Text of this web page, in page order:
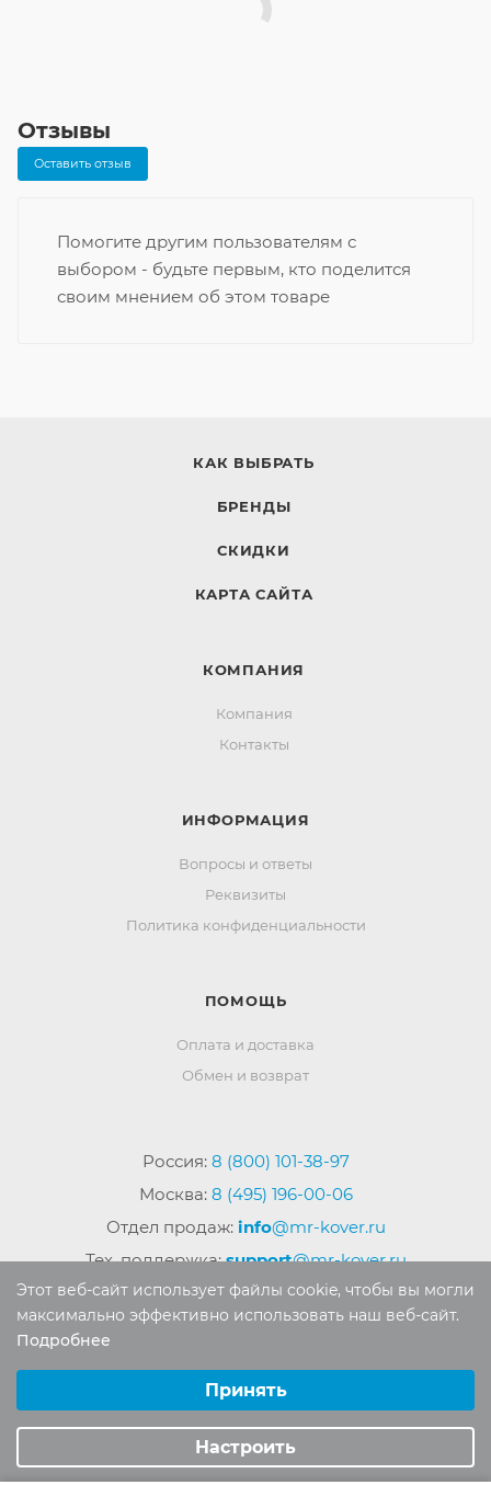
Отзывы
Оставить отзыв
Помогите другим пользователям с
выбором - будьте первым, кто поделится
своим мнением об этом товаре
КАК ВЫБРАТЬ
БРЕНДЫ
СКИДКИ
КАРТА САЙТА
КОМПАНИЯ
Компания
Контакты
ИНФОРМАЦИЯ
Вопросы и ответы
Реквизиты
Политика конфиденциальности
ПОМОЩЬ
Оплата и доставка
Обмен и возврат
Россия: 8 (800) 101-38-97
Москва: 8 (495) 196-00-06
Отдел продаж: info@mr-kover.ru
Тех. поддержка:support@mr-kover.ru
Авторские права защищены. Воспроизведение
материалов сайта без письменного разрешения
запрещено.
Этот веб-сайт использует файлы cookie, чтобы вы могли
максимально эффективно использовать наш веб-сайт.
Подробнее
Аналитические/Функциональные
Принять
Настроить